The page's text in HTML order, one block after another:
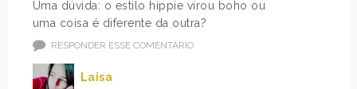
Uma dúvida: o estilo hippie virou boho ou
uma coisa é diferente da outra?
RESPONDER ESSE COMENTÁRIO
Laisa